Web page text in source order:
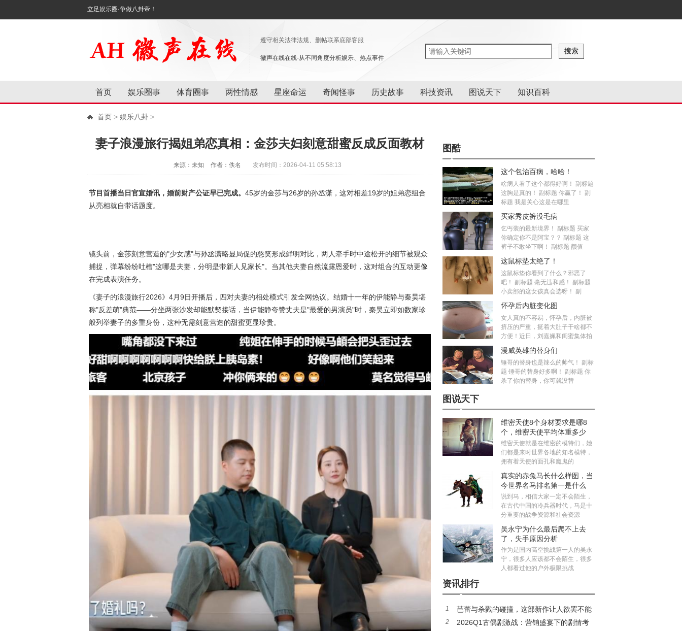
立足娱乐圈·争做八卦帝！
遵守相关法律法规、删帖联系底部客服
徽声在线在线-从不同角度分析娱乐、热点事件
首页 娱乐圈事 体育圈事 两性情感 星座命运 奇闻怪事 历史故事 科技资讯 图说天下 知识百科
首页 > 娱乐八卦 >
妻子浪漫旅行揭姐弟恋真相：金莎夫妇刻意甜蜜反成反面教材
来源：未知 作者：佚名 发布时间：2026-04-11 05:58:13
节目首播当日官宣婚讯，婚前财产公证早已完成。 45岁的金莎与26岁的孙丞潇，这对相差19岁的姐弟恋组合
从亮相就自带话题度。
镜头前，金莎刻意营造的"少女感"与孙丞潇略显局促的憨笑形成鲜明对比，两人牵手时中途松开的细节被观众
捕捉，弹幕纷纷吐槽"这哪是夫妻，分明是带新人见家长"。当其他夫妻自然流露恩爱时，这对组合的互动更像
在完成表演任务。
《妻子的浪漫旅行2026》4月9日开播后，四对夫妻的相处模式引发全网热议。结婚十一年的伊能静与秦昊堪
称"反差萌"典范——分坐两张沙发却能默契接话，当伊能静夸赞丈夫是"最爱的男演员"时，秦昊立即如数家珍
般列举妻子的多重身份，这种无需刻意营造的甜蜜更显珍贵。
图酷
这个包治百病，哈哈！
啥病人看了这个都得好啊！ 副标题
这胸是真的！ 副标题 你赢了！ 副
标题 我是关心这是在哪里
买家秀皮裤没毛病
乞丐装的最新境界！ 副标题 买家
你确定你不是阿宝？？ 副标题 这
裤子不敢坐下啊！ 副标题 颜值
这鼠标垫太绝了！
这鼠标垫你看到了什么？邪恶了
吧！ 副标题 毫无违和感！ 副标题
小卖部的这女孩真会选呀！ 副
怀孕后内脏变化图
女人真的不容易，怀孕后，内脏被
挤压的严重，挺着大肚子干啥都不
方便！近日，刘嘉姵和闺蜜集体拍
漫威英雄的替身们
锤哥的替身也是辣么的帅气！ 副标
题 锤哥的替身好多啊！ 副标题 你
杀了你的替身，你可就没替
图说天下
维密天使8个身材要求是哪8
个，维密天使平均体重多少
斤？
维密天使就是在维密的模特们，她
们都是来时世界各地的知名模特，
拥有着天使的面孔和魔鬼的
真实的赤兔马长什么样图，当
今世界名马排名第一是什么
马？
说到马，相信大家一定不会陌生，
在古代中国的冷兵器时代，马是十
分重要的战争资源和社会资源
吴永宁为什么最后爬不上去
了，失手原因分析
作为是国内高空挑战第一人的吴永
宁，很多人应该都不会陌生，很多
人都看过他的户外极限挑战
资讯排行
1 芭蕾与杀戮的碰撞，这部新作让人欲罢不能
2
2026Q1古偶剧激战：营销盛宴下的剧情考